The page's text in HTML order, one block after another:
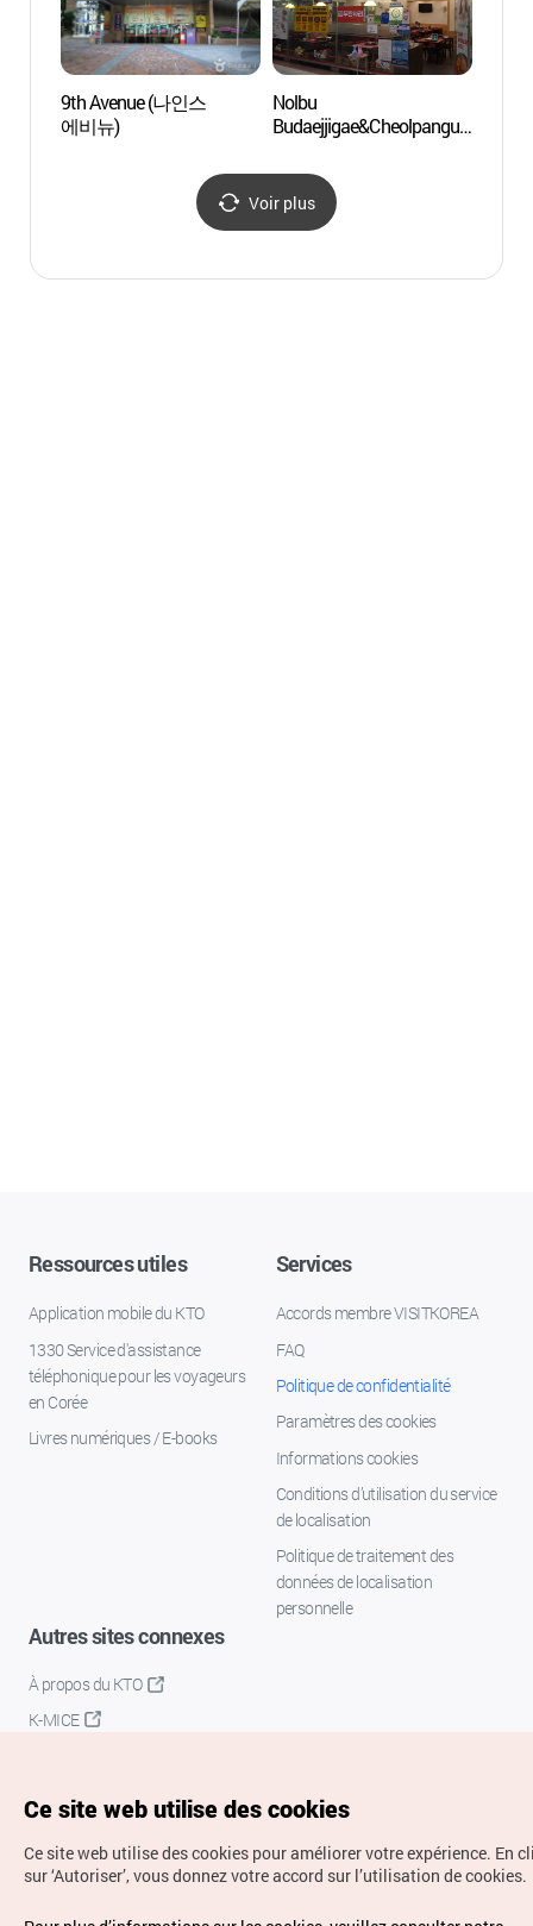
9th Avenue (나인스
에비뉴)
Nolbu
Budaejjigae&Cheolpangui(
Voir plus
Ressources utiles
Application mobile du KTO
1330 Service d'assistance
téléphonique pour les voyageurs
en Corée
Livres numériques / E-books
Services
Accords membre VISITKOREA
FAQ
Politique de confidentialité
Paramètres des cookies
Informations cookies
Conditions d’utilisation du service
de localisation
Politique de traitement des
données de localisation
personnelle
Autres sites connexes
À propos du KTO
K-MICE
Droits d’auteur (c) Office National du Tourisme en Corée.
Ce site web utilise des cookies
Ce site web utilise des cookies pour améliorer votre expérience. En
sur ‘Autoriser’, vous donnez votre accord sur l’utilisation de cookies.